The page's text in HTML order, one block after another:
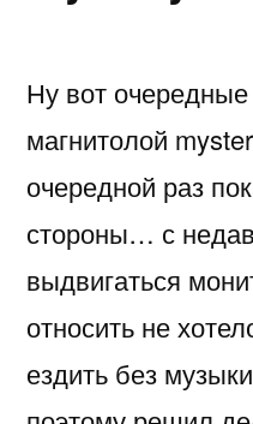
Ну вот
магнитолой
очередной раз
стороны… с
выдвигаться
относить не
ездить без